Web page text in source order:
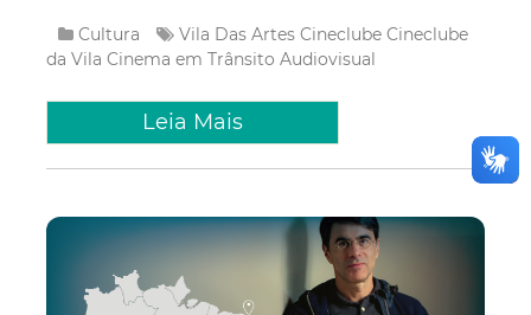
Cultura Vila Das Artes Cineclube Cineclube
da Vila Cinema em Trânsito Audiovisual
Leia Mais